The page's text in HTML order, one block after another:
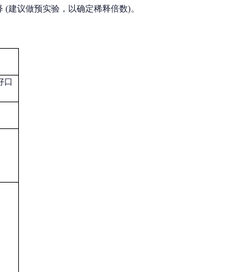
(建议做预实验，以确定稀释倍数)。
口